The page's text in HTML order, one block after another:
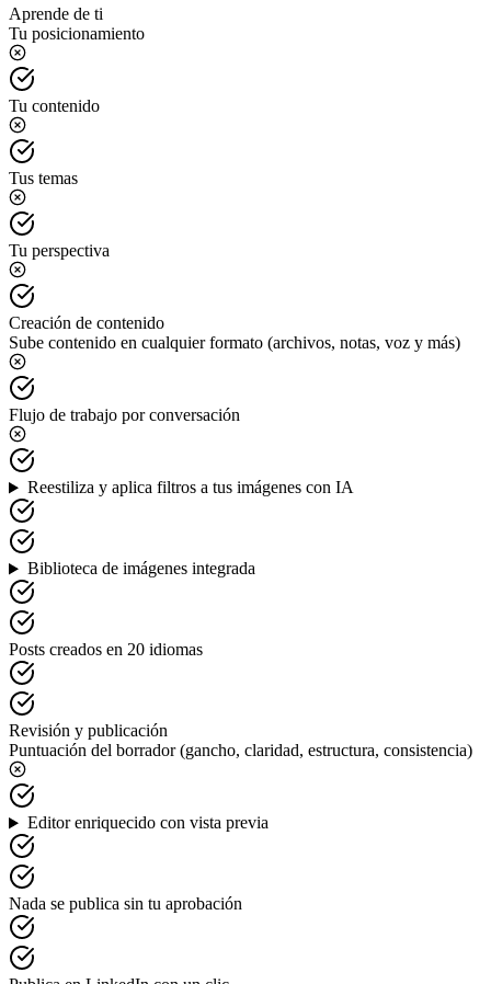
Aprende de ti
Tu posicionamiento
Tu contenido
Tus temas
Tu perspectiva
Creación de contenido
Sube contenido en cualquier formato (archivos, notas, voz y más)
Flujo de trabajo por conversación
Reestiliza y aplica filtros a tus imágenes con IA
Biblioteca de imágenes integrada
Posts creados en 20 idiomas
Revisión y publicación
Puntuación del borrador (gancho, claridad, estructura, consistencia)
Editor enriquecido con vista previa
Nada se publica sin tu aprobación